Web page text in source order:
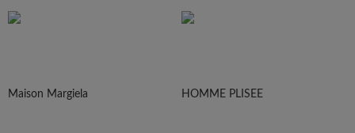
Maison Margiela HOMME PLISEE